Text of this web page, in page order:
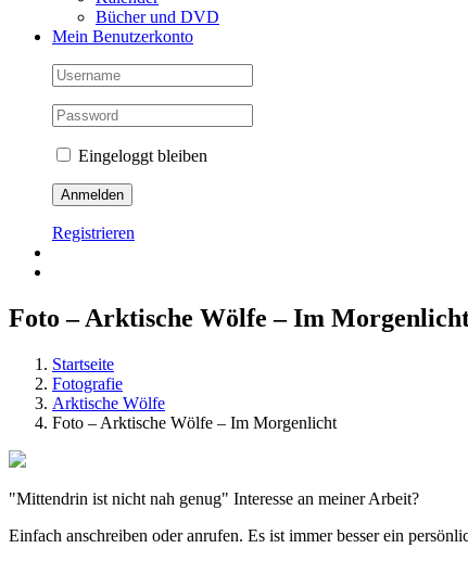
Bücher und DVD
Mein Benutzerkonto
Eingeloggt bleiben
Registrieren
Foto – Arktische Wölfe – Im
Startseite
Fotografie
Arktische Wölfe
Foto – Arktische Wölfe – Im Morgenlicht
"Mittendrin ist nicht nah genug" Interesse an meiner Arbeit?
Einfach anschreiben oder anrufen. Es ist immer besser ein